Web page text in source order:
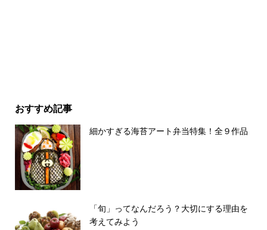
おすすめ記事
細かすぎる海苔アート弁当特集！全９作品
「旬」ってなんだろう？大切にする理由を
考えてみよう